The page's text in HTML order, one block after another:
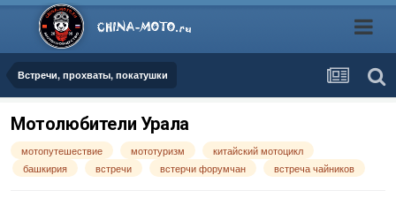
Встречи, прохваты, покатушки
Мотолюбители Урала
мотопутешествие мототуризм
китайский мотоцикл
башкирия
встречи встерчи форумчан встреча чайников